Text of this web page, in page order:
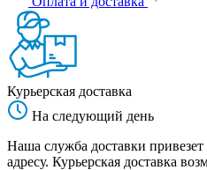
Курьерская доставка
На следующий день
Наша служба доставки привезет
адресу. Курьерская доставка